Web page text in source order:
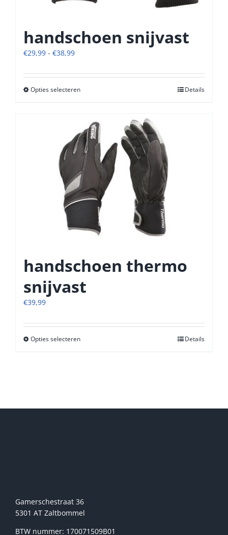
handschoen snijvast
€29,99 - €38,99Prijsklasse:
tot
Opties selecterenDit
meerdere
variaties.
Deze
optie
kan
gekozen
worden
op
productpagina
Details
handschoen thermo
snijvast
€39,99
Opties selecterenDit
optie
Details
Gamerschestraat 36
5301 AT Zaltbommel
BTW nummer: 170071509B01